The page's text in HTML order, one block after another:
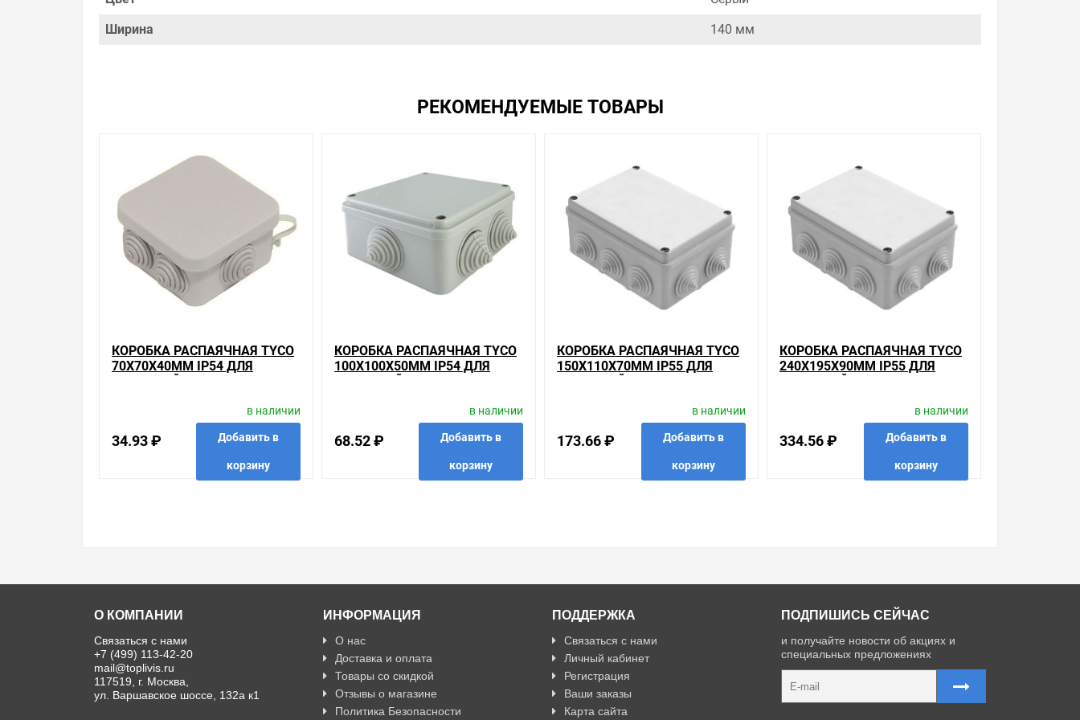
Ширина
140 мм
РЕКОМЕНДУЕМЫЕ ТОВАРЫ
КОРОБКА РАСПАЯЧНАЯ TYCO
70Х70Х40ММ IP54 ДЛЯ
34.93 ₽
в наличии
Добавить в
корзину
КОРОБКА РАСПАЯЧНАЯ TYCO
100Х100Х50ММ IP54 ДЛЯ
68.52 ₽
в наличии
Добавить в
корзину
КОРОБКА РАСПАЯЧНАЯ TYCO
150Х110Х70ММ IP55 ДЛЯ
173.66 ₽
в наличии
Добавить в
корзину
КОРОБКА РАСПАЯЧНАЯ TYCO
240Х195Х90ММ IP55 ДЛЯ
334.56 ₽
в наличии
Добавить в
корзину
О КОМПАНИИ
Связаться с нами
+7 (499) 113-42-20
mail@toplivis.ru
117519, г. Москва,
ул. Варшавское шоссе, 132а к1
ИНФОРМАЦИЯ
О нас
Доставка и оплата
Товары со скидкой
Отзывы о магазине
Политика Безопасности
ПОДДЕРЖКА
Связаться с нами
Личный кабинет
Регистрация
Ваши заказы
Карта сайта
ПОДПИШИСЬ СЕЙЧАС
и получайте новости об акциях и
специальных предложениях